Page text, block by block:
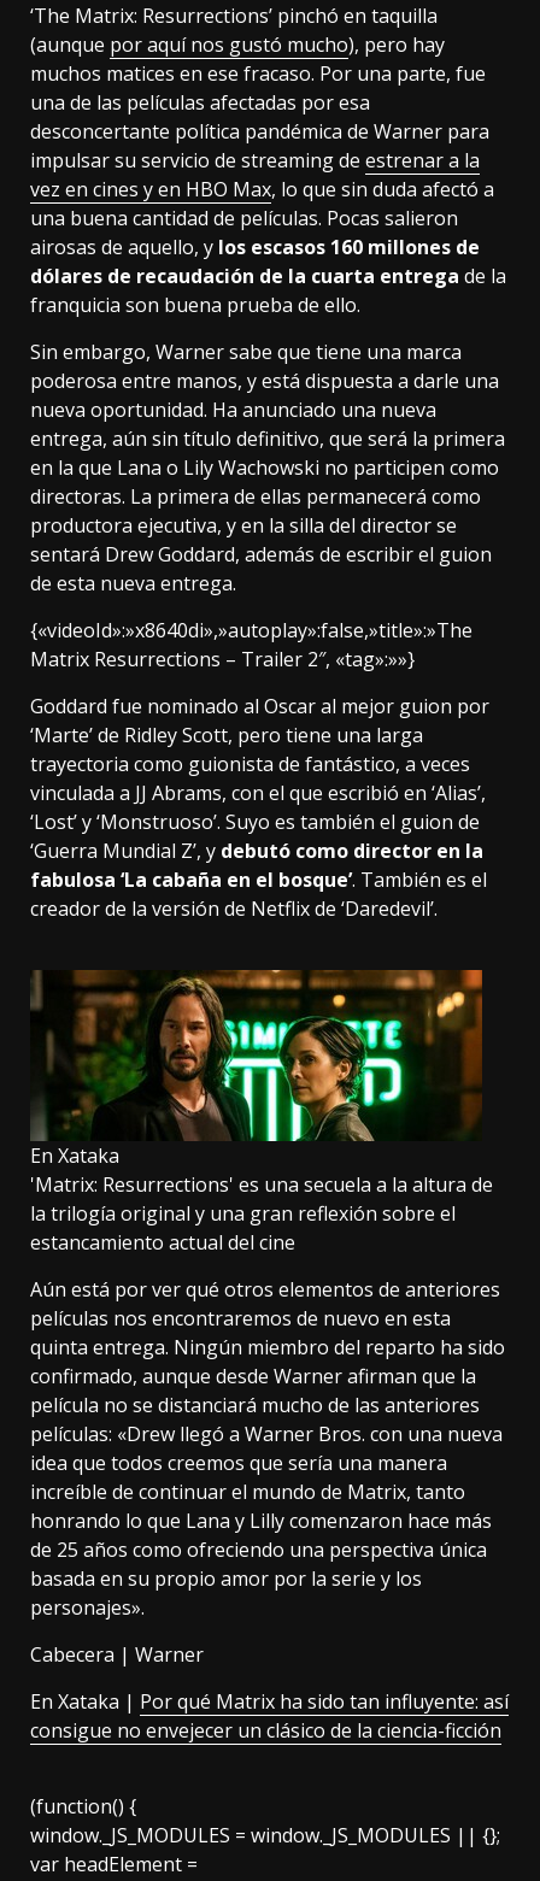
‘The Matrix: Resurrections’ pinchó en taquilla
(aunque por aquí nos gustó mucho), pero hay
muchos matices en ese fracaso. Por una parte, fue
una de las películas afectadas por esa
desconcertante política pandémica de Warner para
impulsar su servicio de streaming de estrenar a la
vez en cines y en HBO Max, lo que sin duda afectó a
una buena cantidad de películas. Pocas salieron
airosas de aquello, y los escasos 160 millones de
dólares de recaudación de la cuarta entrega de la
franquicia son buena prueba de ello.
Sin embargo, Warner sabe que tiene una marca
poderosa entre manos, y está dispuesta a darle una
nueva oportunidad. Ha anunciado una nueva
entrega, aún sin título definitivo, que será la primera
en la que Lana o Lily Wachowski no participen como
directoras. La primera de ellas permanecerá como
productora ejecutiva, y en la silla del director se
sentará Drew Goddard, además de escribir el guion
de esta nueva entrega.
{«videoId»:»x8640di»,»autoplay»:false,»title»:»The
Matrix Resurrections – Trailer 2″, «tag»:»»}
Goddard fue nominado al Oscar al mejor guion por
‘Marte’ de Ridley Scott, pero tiene una larga
trayectoria como guionista de fantástico, a veces
vinculada a JJ Abrams, con el que escribió en ‘Alias’,
‘Lost’ y ‘Monstruoso’. Suyo es también el guion de
‘Guerra Mundial Z’, y debutó como director en la
fabulosa ‘La cabaña en el bosque’. También es el
creador de la versión de Netflix de ‘Daredevil’.
En Xataka
'Matrix: Resurrections' es una secuela a la altura de
la trilogía original y una gran reflexión sobre el
estancamiento actual del cine
Aún está por ver qué otros elementos de anteriores
películas nos encontraremos de nuevo en esta
quinta entrega. Ningún miembro del reparto ha sido
confirmado, aunque desde Warner afirman que la
película no se distanciará mucho de las anteriores
películas: «Drew llegó a Warner Bros. con una nueva
idea que todos creemos que sería una manera
increíble de continuar el mundo de Matrix, tanto
honrando lo que Lana y Lilly comenzaron hace más
de 25 años como ofreciendo una perspectiva única
basada en su propio amor por la serie y los
personajes».
Cabecera | Warner
En Xataka | Por qué Matrix ha sido tan influyente: así
consigue no envejecer un clásico de la ciencia-ficción
(function() {
window._JS_MODULES = window._JS_MODULES || {};
var headElement =